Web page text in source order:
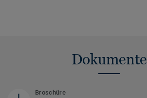
Dokumente
Broschüre